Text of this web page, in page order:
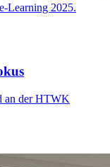
Learning 2025.
an der HTWK